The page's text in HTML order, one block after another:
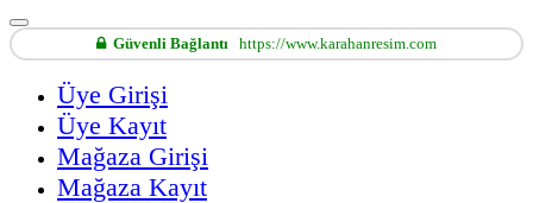
Güvenli Bağlantı https://www.karahanresim.com
Üye Girişi
Üye Kayıt
Mağaza Girişi
Mağaza Kayıt